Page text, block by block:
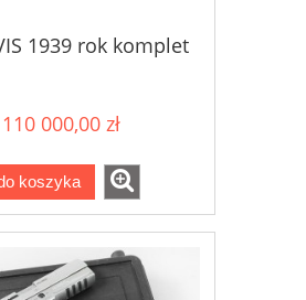
1939 rok komplet
110 000,00 zł
koszyka